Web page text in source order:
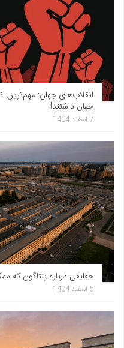
انقلاب‌های جهان: مهم‌ترین
جهان داشتند!
7 اسفند 1404
حقایقی درباره پنتاگون
5 اسفند 1404